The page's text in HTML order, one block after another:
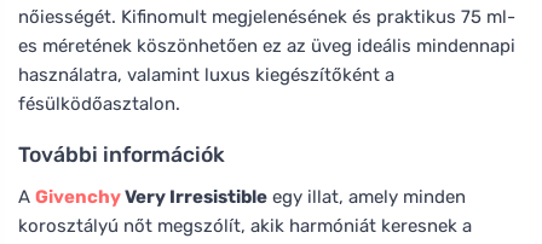
nőiességét. Kifinomult megjelenésének és praktikus 75 ml-
es méretének köszönhetően ez az üveg ideális mindennapi
használatra, valamint luxus kiegészítőként a
fésülködőasztalon.
További információk
A GivenchyVery Irresistible egy illat, amely minden
korosztályú nőt megszólít, akik harmóniát keresnek a